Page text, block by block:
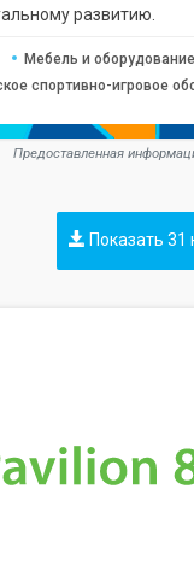
развитию.
Мебель и
спортивно-игровое
Предоставленная
Показать